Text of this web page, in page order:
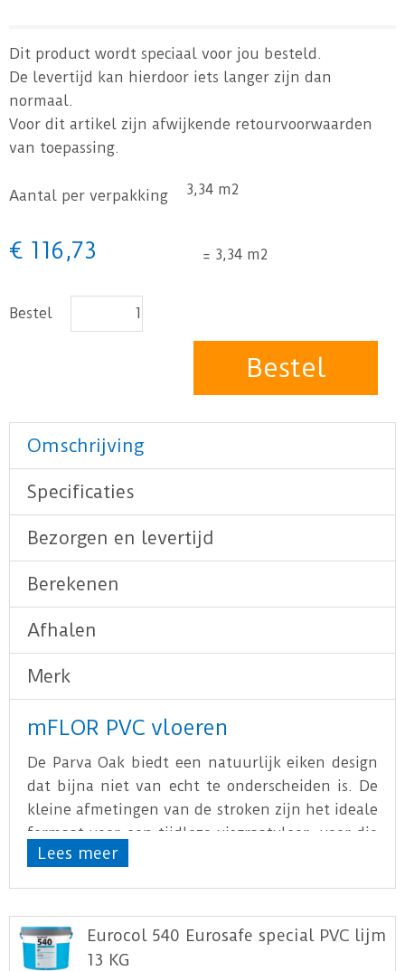
Dit product wordt speciaal voor jou besteld.
De levertijd kan hierdoor iets langer zijn dan
normaal.
Voor dit artikel zijn afwijkende retourvoorwaarden
van toepassing.
Aantal per verpakking 3,34 m2
€ 116,73 = 3,34 m2
Bestel
Omschrijving
Specificaties
Bezorgen en levertijd
Berekenen
Afhalen
Merk
mFLOR PVC vloeren
De Parva Oak biedt een natuurlijk eiken design
dat bijna niet van echt te onderscheiden is. De
kleine afmetingen van de stroken zijn het ideale
formaat voor een tijdloze visgraatvloer, voor die
populaire, klassieke look.
De zes populaire eiken kleuren zijn ook
verkrijgbaar als XL visgraat (met Natural Touch),
Chevron stroken en als extra lange stroken (ook
met Natural Touch), met exact hetzelfde
Lees meer
Eurocol 540 Eurosafe special PVC lijm
13 KG